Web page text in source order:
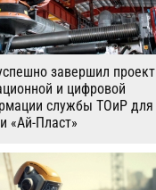
завершил проект
и цифровой
службы ТОиР для
«Ай-Пласт»